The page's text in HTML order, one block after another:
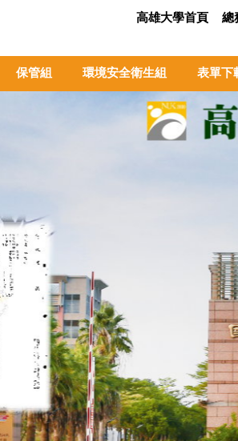
保管組 環境安全衛生組 表單下
高雄大學首頁 總